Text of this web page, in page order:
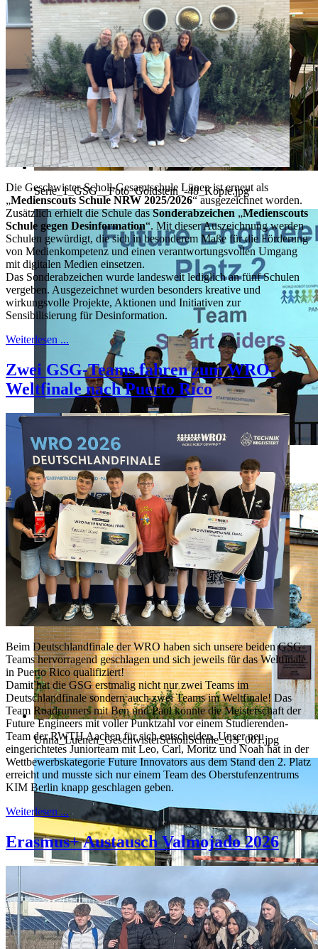
Serie_1_GSG__Foto_Goldstein_-48_Kopie.jpg
Siegerehrung2.jpg
Unna_Luenen_GeschwisterSchollSchule_GS_001.jpg
Die Geschwister-Scholl-Gesamtschule Lünen ist erneut als
„Medienscouts Schule NRW 2025/2026“ ausgezeichnet worden.
Zusätzlich erhielt die Schule dasSonderabzeichen„Medienscouts
Schule gegen Desinformation“. Mit dieser Auszeichnung werden
Schulen gewürdigt, die sich in besonderem Maße für die Förderung
von Medienkompetenz und einen verantwortungsvollen Umgang
mit digitalen Medien einsetzen.
Das Sonderabzeichen wurde landesweit lediglich an fünf Schulen
vergeben. Ausgezeichnet wurden besonders kreative und
wirkungsvolle Projekte, Aktionen und Initiativen zur
Sensibilisierung für Desinformation.
Weiterlesen ...
Zwei GSG-Teams fahren zum WRO-
Weltfinale nach Puerto Rico
Beim Deutschlandfinale der WRO haben sich unsere beiden GSG-
Teams hervorragend geschlagen und sich jeweils für das Weltfinale
in Puerto Rico qualifiziert!
Damit hat die GSG erstmalig nicht nur zwei Teams im
Deutschlandfinale sondern auch zwei Teams im Weltfinale! Das
Team Roadrunners mit Ben und Paul konnte die Meisterschaft der
Future Engineers mit voller Punktzahl vor einem Studierenden-
Team der RWTH Aachen für sich entscheiden. Unser neu
eingerichtetes Juniorteam mit Leo, Carl, Moritz und Noah hat in der
Wettbewerbskategorie Future Innovators aus dem Stand den 2. Platz
erreicht und musste sich nur einem Team des Oberstufenzentrums
KIM Berlin knapp geschlagen geben.
Weiterlesen ...
Erasmus+ Austausch Valmojado 2026